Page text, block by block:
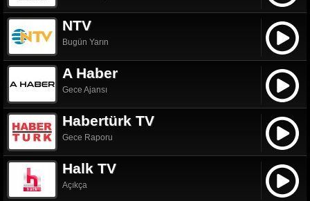
NTV
Bugün Yarın
A Haber
Gece Ajansı
Habertürk TV
Gece Raporu
Halk TV
Açıkça